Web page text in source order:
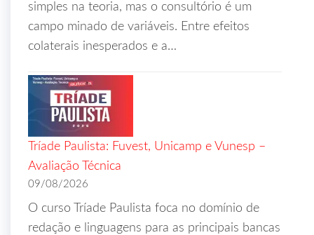
simples na teoria, mas o consultório é um
campo minado de variáveis. Entre efeitos
colaterais inesperados e a…
Tríade Paulista: Fuvest, Unicamp e Vunesp –
Avaliação Técnica
09/08/2026
O curso Tríade Paulista foca no domínio de
redação e linguagens para as principais bancas